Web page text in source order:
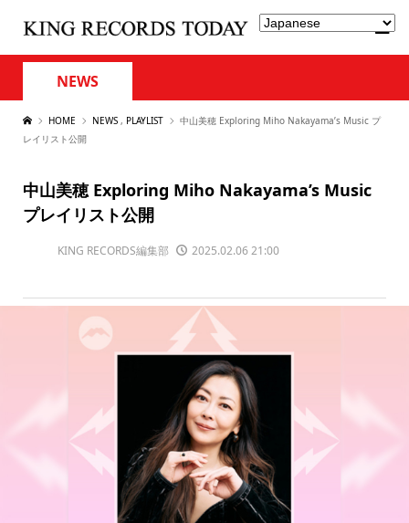
NEWS
HOME NEWS , PLAYLIST
中山美穂 Exploring Miho Nakayama’s Music プ
レイリスト公開
中山美穂 Exploring Miho Nakayama’s Music
プレイリスト公開
KING RECORDS編集部 2025.02.06 21:00